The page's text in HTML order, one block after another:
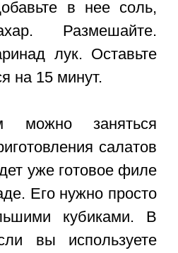
в нее соль,
Размешайте.
лук. Оставьте
на 15 минут.
можно заняться
салатов
уже готовое филе
Его нужно просто
кубиками. В
вы используете